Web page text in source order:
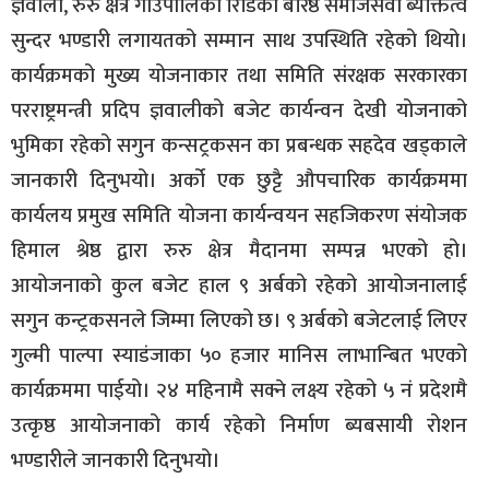
सुन्दर भण्डारी लगायतको सम्मान साथ उपस्थिति रहेको थियो।
कार्यक्रमको मुख्य योजनाकार तथा समिति संरक्षक सरकारका
परराष्ट्रमन्त्री प्रदिप ज्ञवालीको बजेट कार्यन्वन देखी योजनाको
भुमिका रहेको सगुन कन्सट्रकसन का प्रबन्धक सहदेव खड्काले
जानकारी दिनुभयो। अर्को एक छुट्टै औपचारिक कार्यक्रममा
कार्यलय प्रमुख समिति योजना कार्यन्वयन सहजिकरण संयोजक
हिमाल श्रेष्ठ द्वारा रुरु क्षेत्र मैदानमा सम्पन्न भएको हो।
आयोजनाको कुल बजेट हाल ९ अर्बको रहेको आयोजनालाई
सगुन कन्ट्रकसनले जिम्मा लिएको छ। ९ अर्बको बजेटलाई लिएर
गुल्मी पाल्पा स्याडंजाका ५० हजार मानिस लाभान्बित भएको
कार्यक्रममा पाईयो। २४ महिनामै सक्ने लक्ष्य रहेको ५ नं प्रदेशमै
उत्कृष्ठ आयोजनाको कार्य रहेको निर्माण ब्यबसायी रोशन
भण्डारीले जानकारी दिनुभयो।